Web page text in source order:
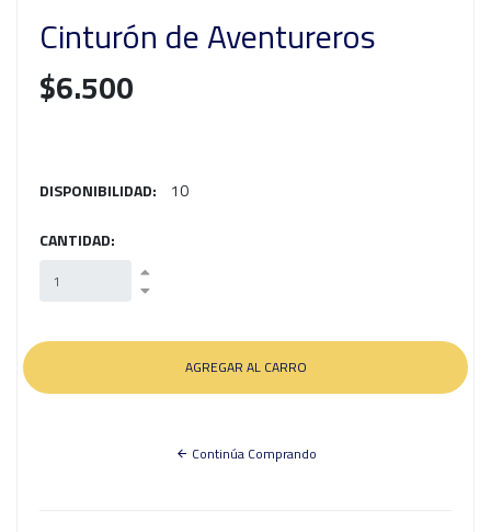
Cinturón de Aventureros
$6.500
DISPONIBILIDAD: 10
CANTIDAD:
Continúa Comprando